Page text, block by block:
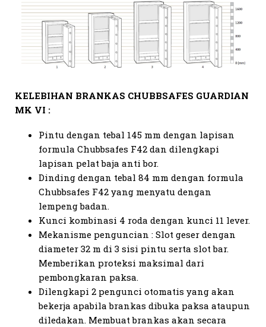
KELEBIHAN BRANKAS CHUBBSAFES GUARDIAN
MK VI :
Pintu dengan tebal 145 mm dengan lapisan
formula Chubbsafes F42 dan dilengkapi
lapisan pelat baja anti bor.
Dinding dengan tebal 84 mm dengan formula
Chubbsafes F42 yang menyatu dengan
lempeng badan.
Kunci kombinasi 4 roda dengan kunci 11 lever.
Mekanisme penguncian : Slot geser dengan
diameter 32 m di 3 sisi pintu serta slot bar.
Memberikan proteksi maksimal dari
pembongkaran paksa.
Dilengkapi 2 pengunci otomatis yang akan
bekerja apabila brankas dibuka paksa ataupun
diledakan. Membuat brankas akan secara